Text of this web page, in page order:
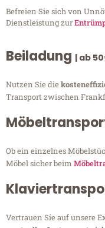
Befreien Sie sich von
Dienstleistung zur
Beiladung | ab
Nutzen Sie die
Transport zwischen
Ob ein einzelnes
Möbel sicher beim
Vertrauen Sie auf unsere